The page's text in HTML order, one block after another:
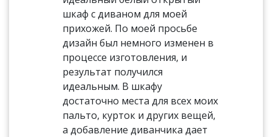
шкаф с диваном для моей
прихожей. По моей просьбе
дизайн был немного изменен в
процессе изготовления, и
результат получился
идеальным. В шкафу
достаточно места для всех моих
пальто, курток и других вещей,
а добавление диванчика дает